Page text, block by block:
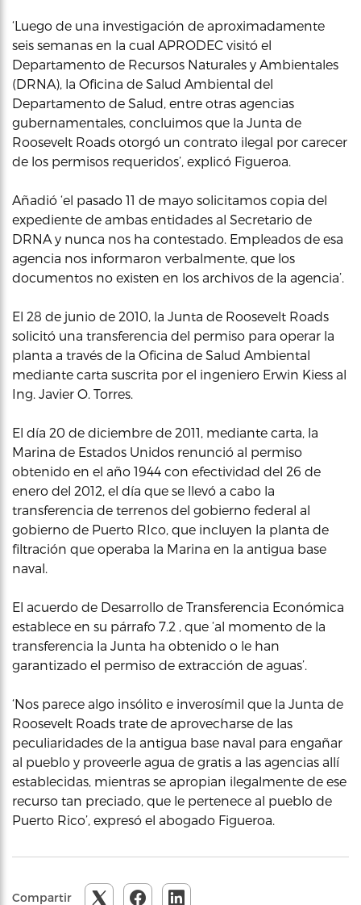
‘Luego de una investigación de aproximadamente
seis semanas en la cual APRODEC visitó el
Departamento de Recursos Naturales y Ambientales
(DRNA), la Oficina de Salud Ambiental del
Departamento de Salud, entre otras agencias
gubernamentales, concluimos que la Junta de
Roosevelt Roads otorgó un contrato ilegal por carecer
de los permisos requeridos’, explicó Figueroa.
Añadió ‘el pasado 11 de mayo solicitamos copia del
expediente de ambas entidades al Secretario de
DRNA y nunca nos ha contestado. Empleados de esa
agencia nos informaron verbalmente, que los
documentos no existen en los archivos de la agencia’.
El 28 de junio de 2010, la Junta de Roosevelt Roads
solicitó una transferencia del permiso para operar la
planta a través de la Oficina de Salud Ambiental
mediante carta suscrita por el ingeniero Erwin Kiess al
Ing. Javier O. Torres.
El día 20 de diciembre de 2011, mediante carta, la
Marina de Estados Unidos renunció al permiso
obtenido en el año 1944 con efectividad del 26 de
enero del 2012, el día que se llevó a cabo la
transferencia de terrenos del gobierno federal al
gobierno de Puerto RIco, que incluyen la planta de
filtración que operaba la Marina en la antigua base
naval.
El acuerdo de Desarrollo de Transferencia Económica
establece en su párrafo 7.2 , que ‘al momento de la
transferencia la Junta ha obtenido o le han
garantizado el permiso de extracción de aguas’.
‘Nos parece algo insólito e inverosímil que la Junta de
Roosevelt Roads trate de aprovecharse de las
peculiaridades de la antigua base naval para engañar
al pueblo y proveerle agua de gratis a las agencias allí
establecidas, mientras se apropian ilegalmente de ese
recurso tan preciado, que le pertenece al pueblo de
Puerto Rico’, expresó el abogado Figueroa.
Compartir